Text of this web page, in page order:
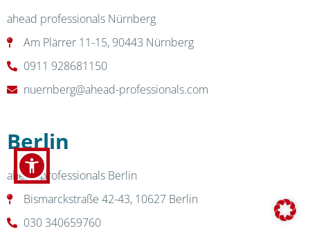
ahead professionals Nürnberg
Am Plärrer 11-15, 90443 Nürnberg
0911 928681150
nuernberg@ahead-professionals.com
Berlin
ahead professionals Berlin
Bismarckstraße 42-43, 10627 Berlin
030 340659760